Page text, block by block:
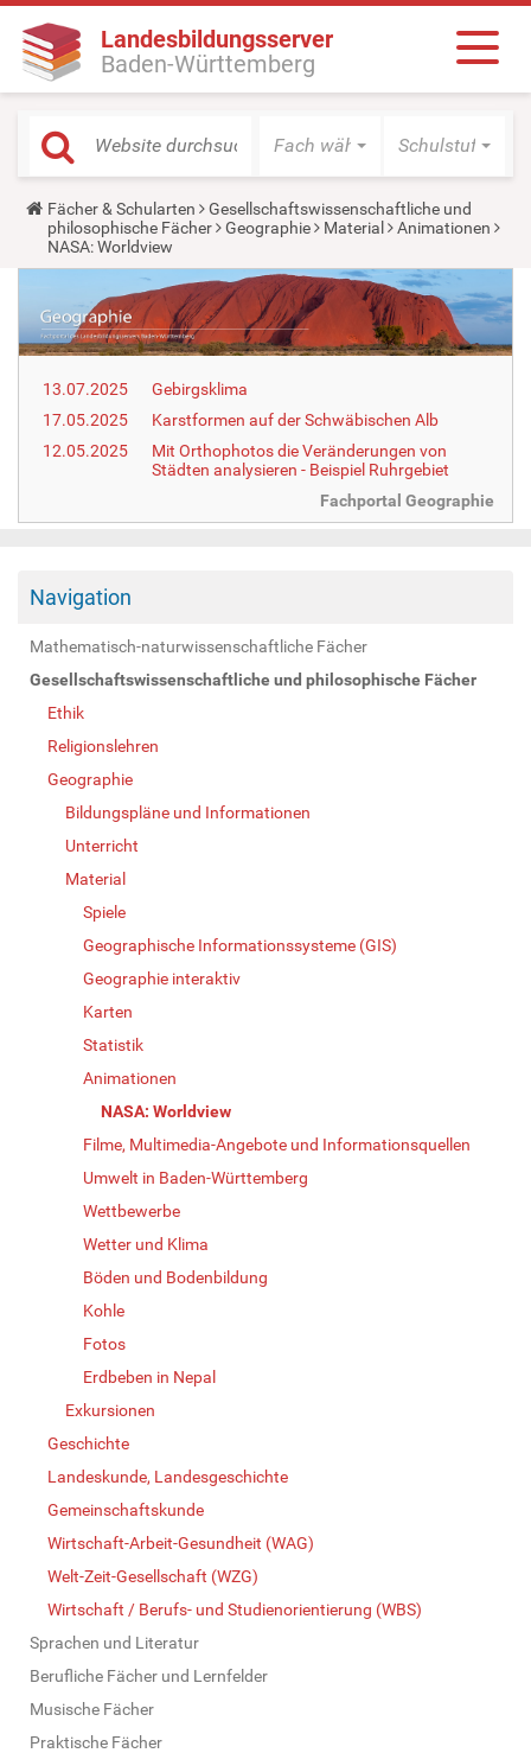
Landesbildungsserver
Baden-Württemberg
Fach wählen Schulstufe
Y
o
u
a
h
e
r
:
Fächer & Schularten
Gesellschaftswissenschaftliche und
philosophische Fächer
Geographie Material
Animationen
NASA: Worldview
13.07.2025
Gebirgsklima
17.05.2025
Karstformen auf der Schwäbischen Alb
12.05.2025
Mit Orthophotos die Veränderungen von
Städten analysieren - Beispiel Ruhrgebiet
Fachportal Geographie
Navigation
Mathematisch-naturwissenschaftliche Fächer
Gesellschaftswissenschaftliche und philosophische Fächer
Ethik
Religionslehren
Geographie
Bildungspläne und Informationen
Unterricht
Material
Spiele
Geographische Informationssysteme (GIS)
Geographie interaktiv
Karten
Statistik
Animationen
NASA: Worldview
Filme, Multimedia-Angebote und Informationsquellen
Umwelt in Baden-Württemberg
Wettbewerbe
Wetter und Klima
Böden und Bodenbildung
Kohle
Fotos
Erdbeben in Nepal
Exkursionen
Geschichte
Landeskunde, Landesgeschichte
Gemeinschaftskunde
Wirtschaft-Arbeit-Gesundheit (WAG)
Welt-Zeit-Gesellschaft (WZG)
Wirtschaft / Berufs- und Studienorientierung (WBS)
Sprachen und Literatur
Berufliche Fächer und Lernfelder
Musische Fächer
Praktische Fächer